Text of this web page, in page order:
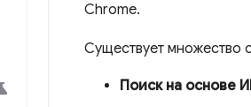
Chrome.
Существует множество
Поиск на основе